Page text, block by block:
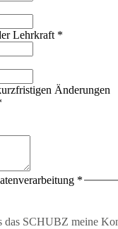
Lehrkraft *
Änderungen
*
das SCHUBZ meine